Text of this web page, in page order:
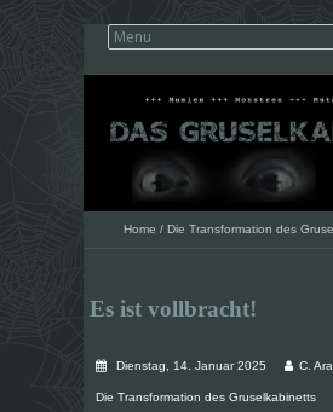
Home / Die Transformation des
Es ist vollbracht!
Dienstag, 14. Januar 2025 C.
Die Transformation des Gruselkabinetts